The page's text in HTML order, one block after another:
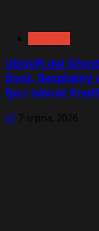
Ubisoft dal
život. Bezplatný
fps i návrat
Jiří7 srpna, 2026